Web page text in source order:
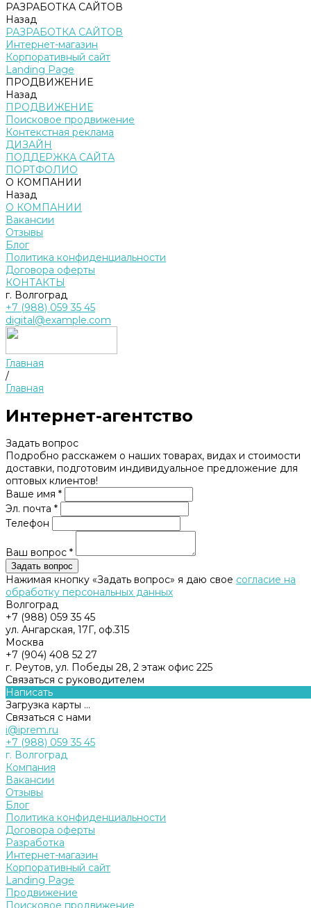
РАЗРАБОТКА САЙТОВ
Назад
РАЗРАБОТКА САЙТОВ
Интернет-магазин
Корпоративный сайт
Landing Page
ПРОДВИЖЕНИЕ
Назад
ПРОДВИЖЕНИЕ
Поисковое продвижение
Контекстная реклама
ДИЗАЙН
ПОДДЕРЖКА САЙТА
ПОРТФОЛИО
О КОМПАНИИ
Назад
О КОМПАНИИ
Вакансии
Отзывы
Блог
Политика конфиденциальности
Договора оферты
КОНТАКТЫ
г. Волгоград
+7 (988) 059 35 45
digital@example.com
Главная
/
Главная
Интернет-агентство
Задать вопрос
Подробно расскажем о наших товарах, видах и стоимости
доставки, подготовим индивидуальное предложение для
оптовых клиентов!
Ваше имя *
Эл. почта *
Телефон
Ваш вопрос *
Нажимая кнопку «Задать вопрос» я даю свое согласие на
обработку персональных данных
Волгоград
+7 (988) 059 35 45
ул. Ангарская, 17Г, оф.315
Москва
+7 (904) 408 52 27
г. Реутов, ул. Победы 28, 2 этаж офис 225
Связаться с руководителем
Написать
Загрузка карты ...
Связаться с нами
i@iprem.ru
+7 (988) 059 35 45
г. Волгоград
Компания
Вакансии
Отзывы
Блог
Политика конфиденциальности
Договора оферты
Разработка
Интернет-магазин
Корпоративный сайт
Landing Page
Продвижение
Поисковое продвижение